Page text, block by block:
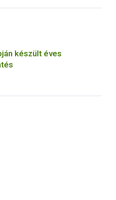
készült éves